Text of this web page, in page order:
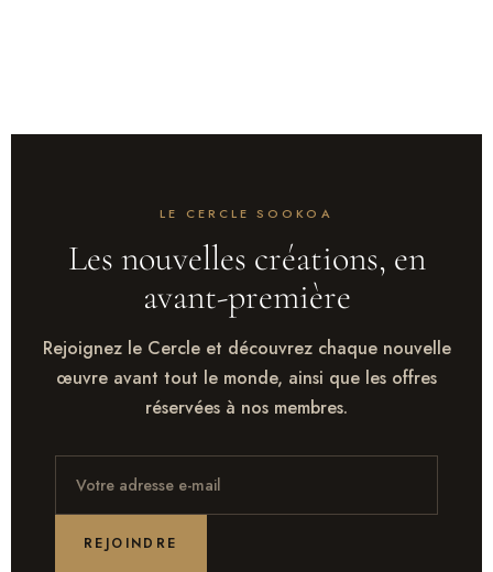
LE CERCLE SOOKOA
Les nouvelles créations, en
avant-première
Rejoignez le Cercle et découvrez chaque nouvelle
œuvre avant tout le monde, ainsi que les offres
réservées à nos membres.
REJOINDRE